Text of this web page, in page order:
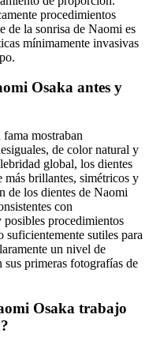
procedimientos
de la sonrisa de Naomi es
mínimamente invasivas
Osaka antes y
mostraban
de color natural y
global, los dientes
más brillantes, simétricos y
de los dientes de Naomi
con
procedimientos
suficientemente sutiles para
un nivel de
sus primeras fotografías de
Osaka trabajo